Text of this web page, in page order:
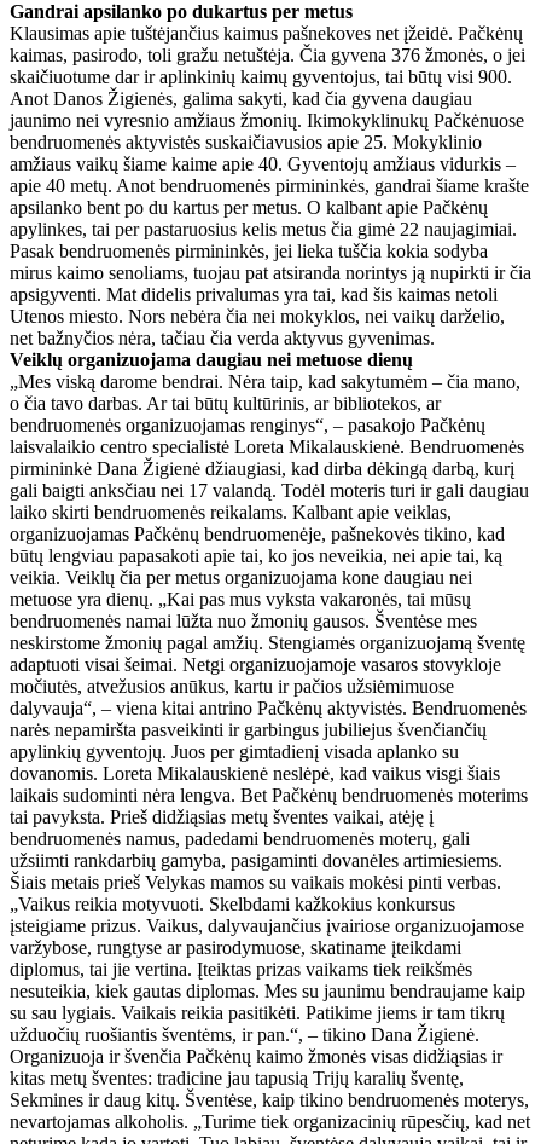
Gandrai apsilanko po dukartus per metus
Klausimas apie tuštėjančius kaimus pašnekoves net įžeidė. Pačkėnų
kaimas, pasirodo, toli gražu netuštėja. Čia gyvena 376 žmonės, o jei
skaičiuotume dar ir aplinkinių kaimų gyventojus, tai būtų visi 900.
Anot Danos Žigienės, galima sakyti, kad čia gyvena daugiau
jaunimo nei vyresnio amžiaus žmonių. Ikimokyklinukų Pačkėnuose
bendruomenės aktyvistės suskaičiavusios apie 25. Mokyklinio
amžiaus vaikų šiame kaime apie 40. Gyventojų amžiaus vidurkis –
apie 40 metų. Anot bendruomenės pirmininkės, gandrai šiame krašte
apsilanko bent po du kartus per metus. O kalbant apie Pačkėnų
apylinkes, tai per pastaruosius kelis metus čia gimė 22 naujagimiai.
Pasak bendruomenės pirmininkės, jei lieka tuščia kokia sodyba
mirus kaimo senoliams, tuojau pat atsiranda norintys ją nupirkti ir čia
apsigyventi. Mat didelis privalumas yra tai, kad šis kaimas netoli
Utenos miesto. Nors nebėra čia nei mokyklos, nei vaikų darželio,
net bažnyčios nėra, tačiau čia verda aktyvus gyvenimas.
Veiklų organizuojama daugiau nei metuose dienų
„Mes viską darome bendrai. Nėra taip, kad sakytumėm – čia mano,
o čia tavo darbas. Ar tai būtų kultūrinis, ar bibliotekos, ar
bendruomenės organizuojamas renginys“, – pasakojo Pačkėnų
laisvalaikio centro specialistė Loreta Mikalauskienė. Bendruomenės
pirmininkė Dana Žigienė džiaugiasi, kad dirba dėkingą darbą, kurį
gali baigti anksčiau nei 17 valandą. Todėl moteris turi ir gali daugiau
laiko skirti bendruomenės reikalams. Kalbant apie veiklas,
organizuojamas Pačkėnų bendruomenėje, pašnekovės tikino, kad
būtų lengviau papasakoti apie tai, ko jos neveikia, nei apie tai, ką
veikia. Veiklų čia per metus organizuojama kone daugiau nei
metuose yra dienų. „Kai pas mus vyksta vakaronės, tai mūsų
bendruomenės namai lūžta nuo žmonių gausos. Šventėse mes
neskirstome žmonių pagal amžių. Stengiamės organizuojamą šventę
adaptuoti visai šeimai. Netgi organizuojamoje vasaros stovykloje
močiutės, atvežusios anūkus, kartu ir pačios užsiėmimuose
dalyvauja“, – viena kitai antrino Pačkėnų aktyvistės. Bendruomenės
narės nepamiršta pasveikinti ir garbingus jubiliejus švenčiančių
apylinkių gyventojų. Juos per gimtadienį visada aplanko su
dovanomis. Loreta Mikalauskienė neslėpė, kad vaikus visgi šiais
laikais sudominti nėra lengva. Bet Pačkėnų bendruomenės moterims
tai pavyksta. Prieš didžiąsias metų šventes vaikai, atėję į
bendruomenės namus, padedami bendruomenės moterų, gali
užsiimti rankdarbių gamyba, pasigaminti dovanėles artimiesiems.
Šiais metais prieš Velykas mamos su vaikais mokėsi pinti verbas.
„Vaikus reikia motyvuoti. Skelbdami kažkokius konkursus
įsteigiame prizus. Vaikus, dalyvaujančius įvairiose organizuojamose
varžybose, rungtyse ar pasirodymuose, skatiname įteikdami
diplomus, tai jie vertina. Įteiktas prizas vaikams tiek reikšmės
nesuteikia, kiek gautas diplomas. Mes su jaunimu bendraujame kaip
su sau lygiais. Vaikais reikia pasitikėti. Patikime jiems ir tam tikrų
užduočių ruošiantis šventėms, ir pan.“, – tikino Dana Žigienė.
Organizuoja ir švenčia Pačkėnų kaimo žmonės visas didžiąsias ir
kitas metų šventes: tradicine jau tapusią Trijų karalių šventę,
Sekmines ir daug kitų. Šventėse, kaip tikino bendruomenės moterys,
nevartojamas alkoholis. „Turime tiek organizacinių rūpesčių, kad net